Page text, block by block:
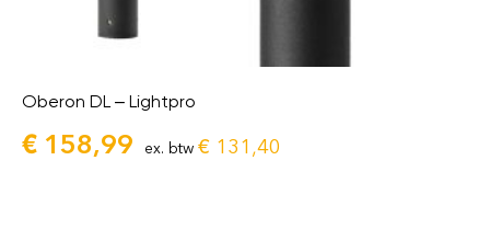
Oberon DL – Lightpro
€ 158,99 ex. btw € 131,40